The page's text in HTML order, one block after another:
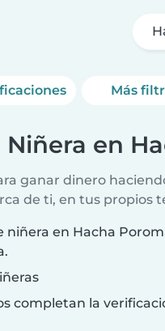
Más
Niñera en
ganar dinero
de ti, en tus propios
niñera en Hacha
completan la